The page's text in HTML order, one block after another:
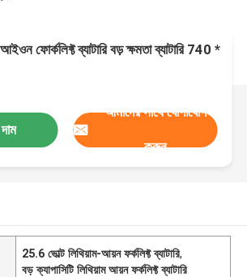
ফোর্কলিফ্ট ব্যাটারি বড় ক্ষমতা ব্যাটারি 740 *
আমাদের সাথে যোগাযোগ
করুন
25.6 ভোল্ট লিথিয়াম-আয়ন ফর্কলিফ্ট ব্যাটারি,
বড় ক্যাপাসিটি লিথিয়াম আয়ন ফর্কলিফ্ট ব্যাটারি